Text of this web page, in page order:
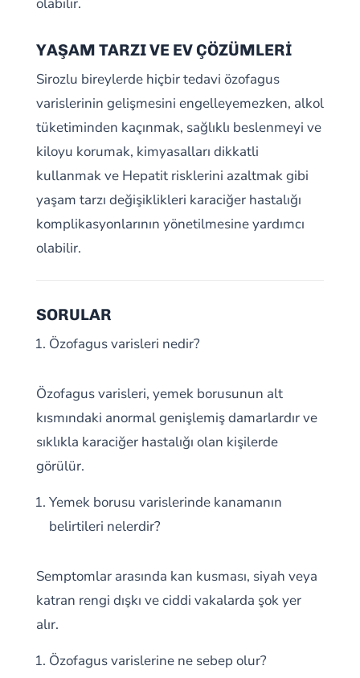
YAŞAM TARZI VE EV ÇÖZÜMLERİ
Sirozlu bireylerde hiçbir tedavi özofagus
varislerinin gelişmesini engelleyemezken, alkol
tüketiminden kaçınmak, sağlıklı beslenmeyi ve
kiloyu korumak, kimyasalları dikkatli
kullanmak ve Hepatit risklerini azaltmak gibi
yaşam tarzı değişiklikleri karaciğer hastalığı
komplikasyonlarının yönetilmesine yardımcı
olabilir.
SORULAR
Özofagus varisleri nedir?
Özofagus varisleri, yemek borusunun alt
kısmındaki anormal genişlemiş damarlardır ve
sıklıkla karaciğer hastalığı olan kişilerde
görülür.
Yemek borusu varislerinde kanamanın
belirtileri nelerdir?
Semptomlar arasında kan kusması, siyah veya
katran rengi dışkı ve ciddi vakalarda şok yer
alır.
Özofagus varislerine ne sebep olur?